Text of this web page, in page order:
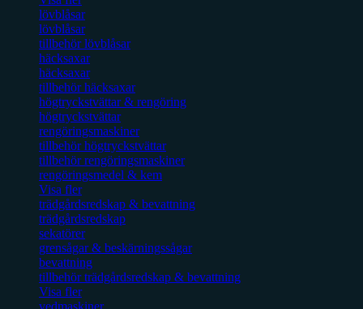
lövblåsar
lövblåsar
tillbehör lövblåsar
häcksaxar
häcksaxar
tillbehör häcksaxar
högtryckstvättar & rengöring
högtryckstvättar
rengöringsmaskiner
tillbehör högtryckstvättar
tillbehör rengöringsmaskiner
rengöringsmedel & kem
Visa fler
trädgårdsredskap & bevattning
trädgårdsredskap
sekatörer
grensågar & beskärningssågar
bevattning
tillbehör trädgårdsredskap & bevattning
Visa fler
vedmaskiner